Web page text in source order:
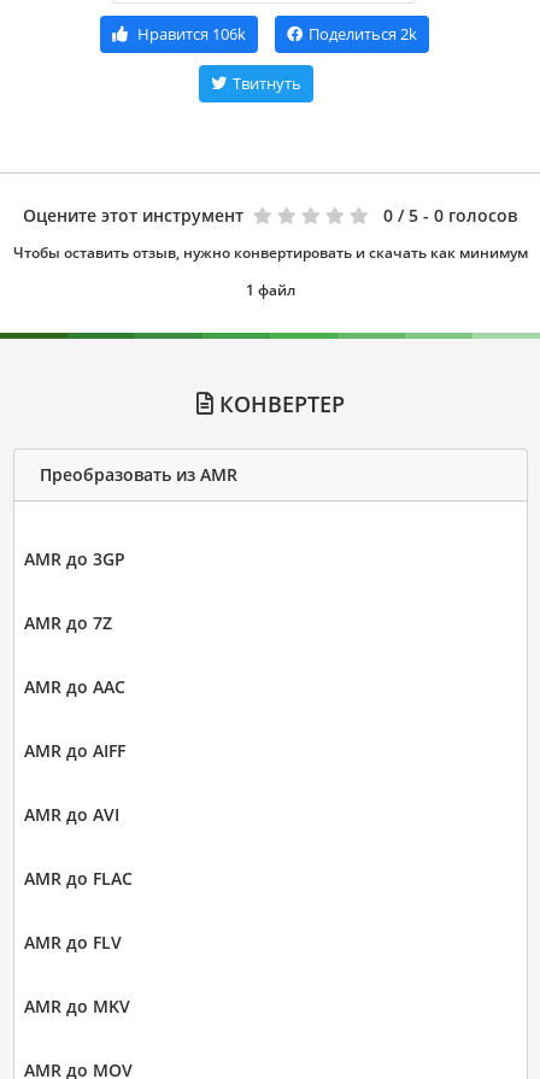
Нравится 106k Поделиться 2k
Твитнуть
Оцените этот инструмент 0 / 5 - 0 голосов
Чтобы оставить отзыв, нужно конвертировать и скачать как минимум
1 файл
КОНВЕРТЕР
Преобразовать из AMR
AMR до 3GP
AMR до 7Z
AMR до AAC
AMR до AIFF
AMR до AVI
AMR до FLAC
AMR до FLV
AMR до MKV
AMR до MOV